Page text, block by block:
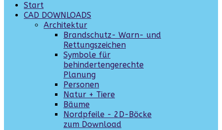
Start
CAD DOWNLOADS
Architektur
Brandschutz- Warn- und
Rettungszeichen
Symbole für
behindertengerechte
Planung
Personen
Natur + Tiere
Bäume
Nordpfeile - 2D-Böcke
zum Download